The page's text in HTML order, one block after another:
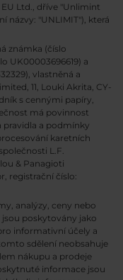
Ltd., dříve "Unlimint
názvy: "UNLIMIT"), která
známka (číslo
UK00003696619) a
vlastněná a
11, Louki Akrita, CY-
s cennými papíry,
má povinnost
pravidla a podmínky
karetních
L.F.
& Panagioti
registrační číslo:
analýzy, ceny nebo
poskytovány jako
informativní účely a
sdělení neobsahuje
nákupu a prodeje
informace jsou